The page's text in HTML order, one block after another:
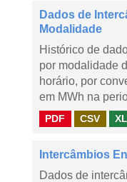
Dados de
Modalidade
Histórico de
por modalidade
horário, por
em MWh na
PDF CSV
Intercâmbios
Dados de